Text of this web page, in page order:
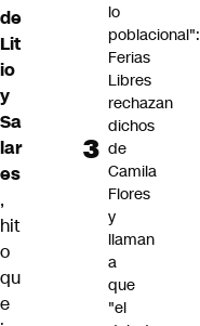
de
Lit
io
y
Sa
lar
es
,
hit
o
qu
e
lo
poblacional":
Ferias
Libres
rechazan
dichos
de
Camila
Flores
y
llaman
a
que
"el